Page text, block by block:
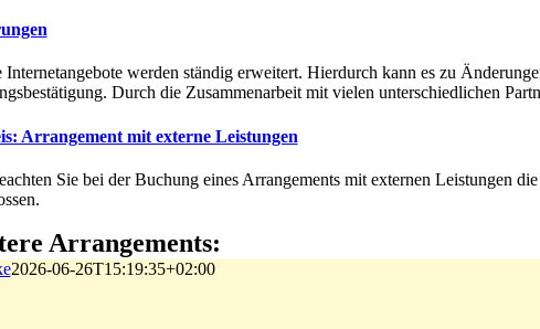
Internetangebote werden ständig erweitert. Hierdurch kann es zu
Durch die Zusammenarbeit mit vielen unterschiedlichen
Arrangement mit externe Leistungen
Sie bei der Buchung eines Arrangements mit externen Leistungen
Arrangements:
2026-06-26T15:19:35+02:00